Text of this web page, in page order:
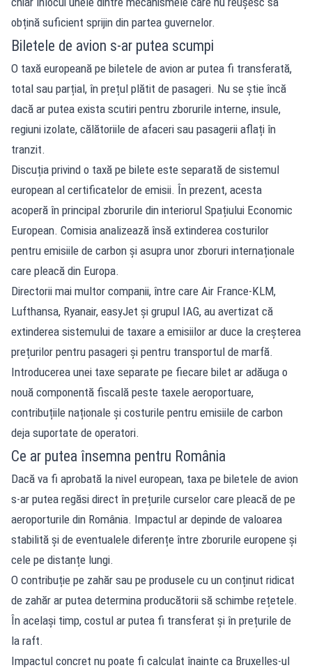
obțină suficient sprijin din partea guvernelor.
Biletele de avion s-ar putea scumpi
O taxă europeană pe biletele de avion ar putea fi transferată,
total sau parțial, în prețul plătit de pasageri. Nu se știe încă
dacă ar putea exista scutiri pentru zborurile interne, insule,
regiuni izolate, călătoriile de afaceri sau pasagerii aflați în
tranzit.
Discuția privind o taxă pe bilete este separată de sistemul
european al certificatelor de emisii. În prezent, acesta
acoperă în principal zborurile din interiorul Spațiului Economic
European. Comisia analizează însă extinderea costurilor
pentru emisiile de carbon și asupra unor zboruri internaționale
care pleacă din Europa.
Directorii mai multor companii, între care Air France-KLM,
Lufthansa, Ryanair, easyJet și grupul IAG, au avertizat că
extinderea sistemului de taxare a emisiilor ar duce la creșterea
prețurilor pentru pasageri și pentru transportul de marfă.
Introducerea unei taxe separate pe fiecare bilet ar adăuga o
nouă componentă fiscală peste taxele aeroportuare,
contribuțiile naționale și costurile pentru emisiile de carbon
deja suportate de operatori.
Ce ar putea însemna pentru România
Dacă va fi aprobată la nivel european, taxa pe biletele de avion
s-ar putea regăsi direct în prețurile curselor care pleacă de pe
aeroporturile din România. Impactul ar depinde de valoarea
stabilită și de eventualele diferențe între zborurile europene și
cele pe distanțe lungi.
O contribuție pe zahăr sau pe produsele cu un conținut ridicat
de zahăr ar putea determina producătorii să schimbe rețetele.
În același timp, costul ar putea fi transferat și în prețurile de
la raft.
Impactul concret nu poate fi calculat înainte ca Bruxelles-ul